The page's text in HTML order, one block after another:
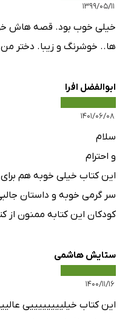
۱۳۹۹/۰۵/۱۱
خیلی خوب بود. قصه هاش
ها.. خوشرنگ و زیبا. دختر
ابوالفضل افرا
۱۴۰۱/۰۶/۰۸
سلام
و احترام
این کتاب خیلی خوبه هم
سر گرمی خوبه و داستان
کودکان این کتابه ممنون از
ستایش هاشمی
۱۴۰۰/۱۱/۱۶
این کتاب خیلییییییییی